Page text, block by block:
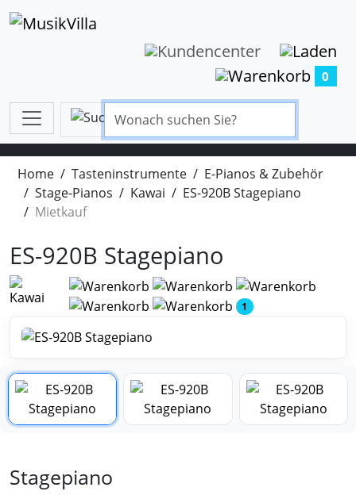
0
Home Tasteninstrumente
E-Pianos & Zubehör
Stage-Pianos
Kawai
ES-920B Stagepiano
Mietkauf
ES-920B Stagepiano
1
Stagepiano